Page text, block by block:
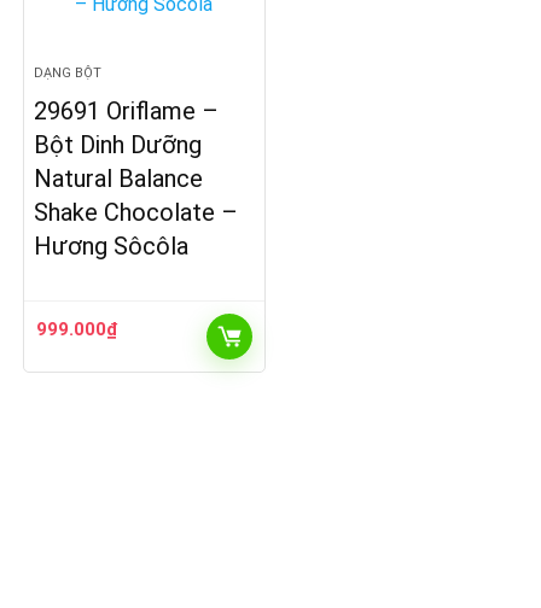
DẠNG BỘT
29691 Oriflame –
Bột Dinh Dưỡng
Natural Balance
Shake Chocolate –
Hương Sôcôla
999.000₫